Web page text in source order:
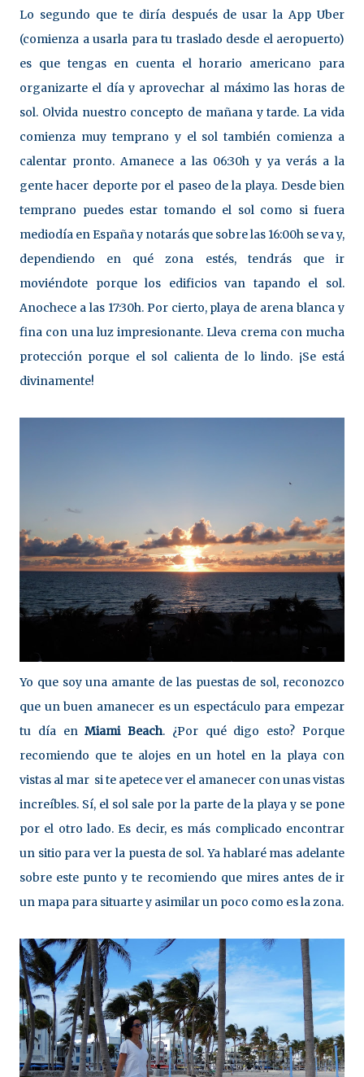
Lo segundo que te diría después de usar la App Uber
(comienza a usarla para tu traslado desde el aeropuerto)
es que tengas en cuenta el horario americano para
organizarte el día y aprovechar al máximo las horas de
sol. Olvida nuestro concepto de mañana y tarde. La vida
comienza muy temprano y el sol también comienza a
calentar pronto. Amanece a las 06:30h y ya verás a la
gente hacer deporte por el paseo de la playa. Desde bien
temprano puedes estar tomando el sol como si fuera
mediodía en España y notarás que sobre las 16:00h se va y,
dependiendo en qué zona estés, tendrás que ir
moviéndote porque los edificios van tapando el sol.
Anochece a las 17:30h. Por cierto, playa de arena blanca y
fina con una luz impresionante. Lleva crema con mucha
protección porque el sol calienta de lo lindo. ¡Se está
divinamente!
Yo que soy una amante de las puestas de sol, reconozco
que un buen amanecer es un espectáculo para empezar
tu día enMiami Beach. ¿Por qué digo esto? Porque
recomiendo que te alojes en un hotel en la playa con
vistas al mar si te apetece ver el amanecer con unas vistas
increíbles. Sí, el sol sale por la parte de la playa y se pone
por el otro lado. Es decir, es más complicado encontrar
un sitio para ver la puesta de sol. Ya hablaré mas adelante
sobre este punto y te recomiendo que mires antes de ir
un mapa para situarte y asimilar un poco como es la zona.